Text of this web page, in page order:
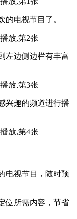
的电视节目了。
左边侧边栏有丰富
兴趣的频道进行播
电视节目，随时预
位所需内容，节省